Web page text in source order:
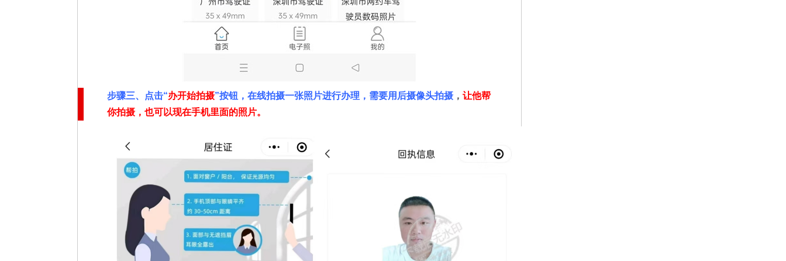
步骤三、点击“办开始拍摄”按钮，在线拍摄一张照片进行办理，需要用后摄像头拍摄 ， 让他帮
你拍摄，也可以现在手机里面的照片。